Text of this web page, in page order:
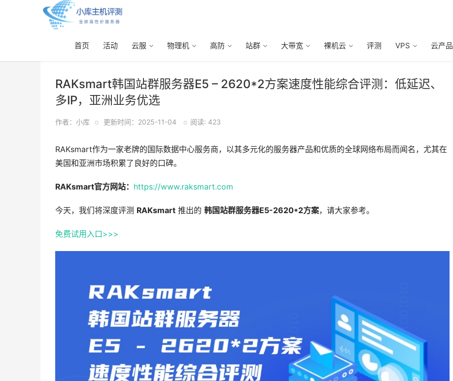
首页 活动 云服 物理机 高防 站群 大带宽 裸机云 评测 VPS 云产品
首页> 站群> 正文
RAKsmart韩国站群服务器E5 – 2620*2方案速度性能综合评测：低延迟、
多IP，亚洲业务优选
作者：小库 o 更新时间：2025-11-04 o 阅读: 423
RAKsmart作为一家老牌的国际数据中心服务商，以其多元化的服务器产品和优质的全球网络布局而闻名，尤其在
美国和亚洲市场积累了良好的口碑。
RAKsmart官方网站： https://www.raksmart.com
今天，我们将深度评测 RAKsmart 推出的 韩国站群服务器E5-2620*2方案，请大家参考。
免费试用入口>>>